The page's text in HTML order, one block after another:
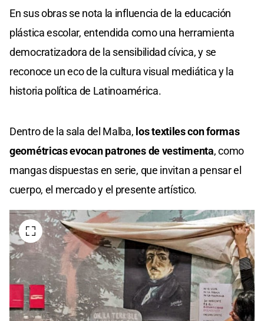
En sus obras se nota la influencia de la educación
plástica escolar, entendida como una herramienta
democratizadora de la sensibilidad cívica, y se
reconoce un eco de la cultura visual mediática y la
historia política de Latinoamérica.
Dentro de la sala del Malba, los textiles con formas
geométricas evocan patrones de vestimenta, como
mangas dispuestas en serie, que invitan a pensar el
cuerpo, el mercado y el presente artístico.